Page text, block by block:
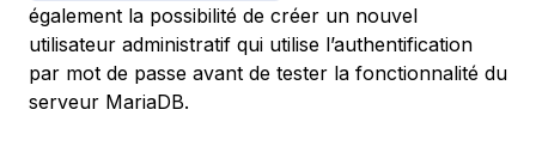
également la possibilité de créer un nouvel
utilisateur administratif qui utilise l’authentification
par mot de passe avant de tester la fonctionnalité du
serveur MariaDB.